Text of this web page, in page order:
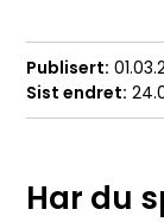
Publisert
Sist endret
Har du